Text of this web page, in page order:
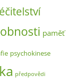
paměť
psychokinese
předpovědi